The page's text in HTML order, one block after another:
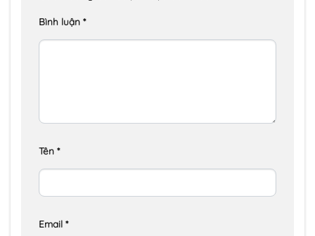
Bình luận *
Tên *
Email *